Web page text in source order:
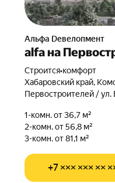
альфа Dевелопмент
alfa на
Строится•комфорт
Хабаровский край,
Первостроителей / ул.
1-комн. от 36,7 м²
2-комн. от 56,8 м²
3-комн. от 81,1 м²
+7 ××× ××× ××